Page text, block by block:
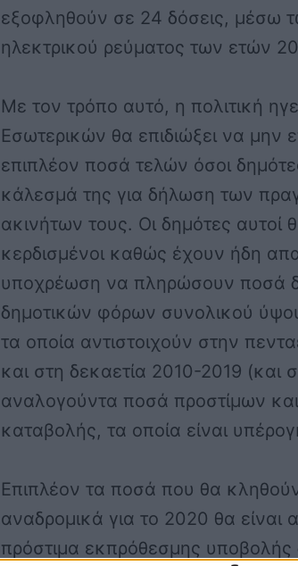
εξοφληθούν σε 24 δόσεις, μέσω
ηλεκτρικού ρεύματος των ετών
Με τον τρόπο αυτό, η πολιτική
Εσωτερικών θα επιδιώξει να μην
επιπλέον ποσά τελών όσοι
κάλεσμά της για δήλωση των
ακινήτων τους. Οι δημότες αυτοί
κερδισμένοι καθώς έχουν ήδη
υποχρέωση να πληρώσουν ποσά
δημοτικών φόρων συνολικού
τα οποία αντιστοιχούν στην
και στη δεκαετία 2010-2019 (και
αναλογούντα ποσά προστίμων
καταβολής, τα οποία είναι
Επιπλέον τα ποσά που θα
αναδρομικά για το 2020 θα είναι
πρόστιμα εκπρόθεσμης